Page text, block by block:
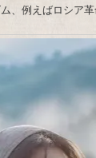
、例えばロシア革